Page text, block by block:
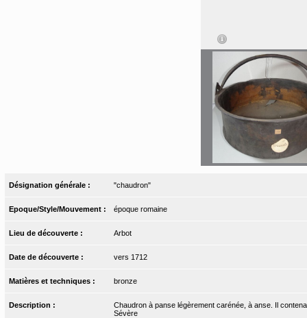
Désignation générale : "chaudron"
Epoque/Style/Mouvement : époque romaine
Lieu de découverte : Arbot
Date de découverte : vers 1712
Matières et techniques : bronze
Description :
Chaudron à panse légèrement carénée, à anse. Il
Sévère